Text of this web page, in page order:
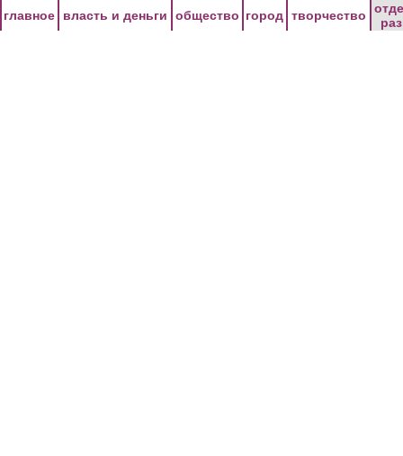
главное власть и деньги общество город творчество